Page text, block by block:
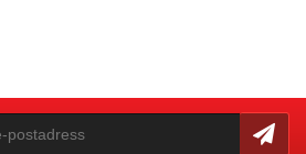
Skicka